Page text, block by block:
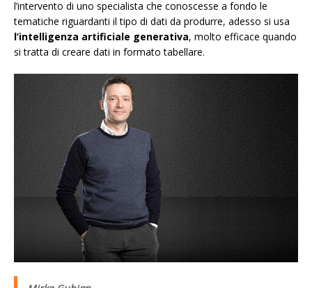
l’intervento di uno specialista che conoscesse a fondo le
tematiche riguardanti il tipo di dati da produrre, adesso si usa
l’intelligenza artificiale generativa, molto efficace quando
si tratta di creare dati in formato tabellare.